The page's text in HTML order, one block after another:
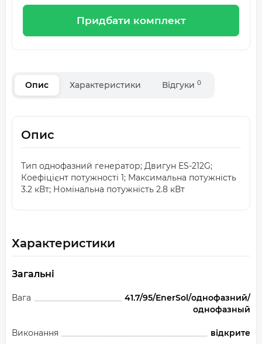
Придбати комплект
Опис Характеристики Відгуки 0
Опис
Тип однофазний генератор; Двигун ES-212G;
Коефіцієнт потужності 1; Максимальна потужність
3.2 кВт; Номінальна потужність 2.8 кВт
Характеристики
Загальні
Вага
41.7/95/EnerSol/однофазний/
однофазный
Виконання відкрите